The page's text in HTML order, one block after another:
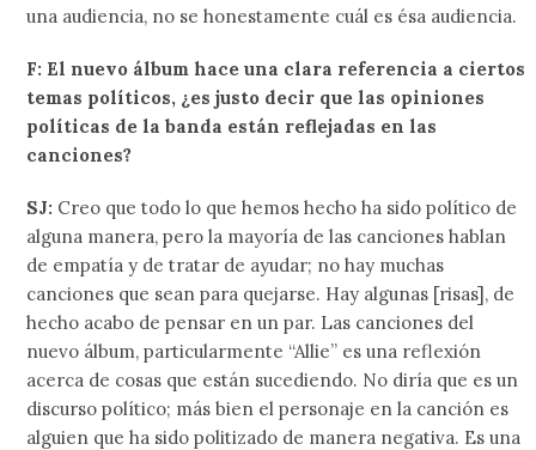
una audiencia, no se honestamente cuál es ésa audiencia.
F: El nuevo álbum hace una clara referencia a ciertos
temas políticos, ¿es justo decir que las opiniones
políticas de la banda están reflejadas en las
canciones?
SJ: Creo que todo lo que hemos hecho ha sido político de
alguna manera, pero la mayoría de las canciones hablan
de empatía y de tratar de ayudar; no hay muchas
canciones que sean para quejarse. Hay algunas [risas], de
hecho acabo de pensar en un par. Las canciones del
nuevo álbum, particularmente “Allie” es una reflexión
acerca de cosas que están sucediendo. No diría que es un
discurso político; más bien el personaje en la canción es
alguien que ha sido politizado de manera negativa. Es una